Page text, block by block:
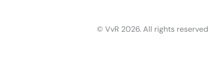
© VvR 2026. All rights reserved